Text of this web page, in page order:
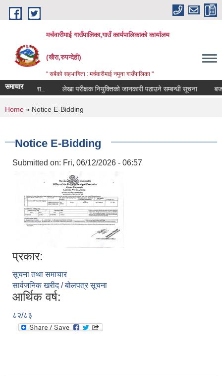
Skip to main content
मर्चवारीमाई गाउँपालिका,गाउँ कार्यपालिकाको कार्यालय
(खैरा,रुपन्देही)
" सबैको सहभागिता : मर्चवारीमाई नमुना गाउँपालिका "
समाचारसूचना.. लेखा परीक्षक नियुक्तिको जानकारी पठाउने सम्बन्धी सूचना बजार
You are here
Home » Notice E-Bidding
Notice E-Bidding
Submitted on: Fri, 06/12/2026 - 06:57
प्रकार:
सूचना तथा समाचार
सार्वजनिक खरीद / बोलपत्र सूचना
आर्थिक वर्ष:
८२/८३